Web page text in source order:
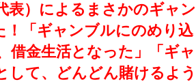
表）によるまさかのギャン
！「ギャンブルにのめり込
借金生活となった」「ギャ
して、どんどん賭けるよう